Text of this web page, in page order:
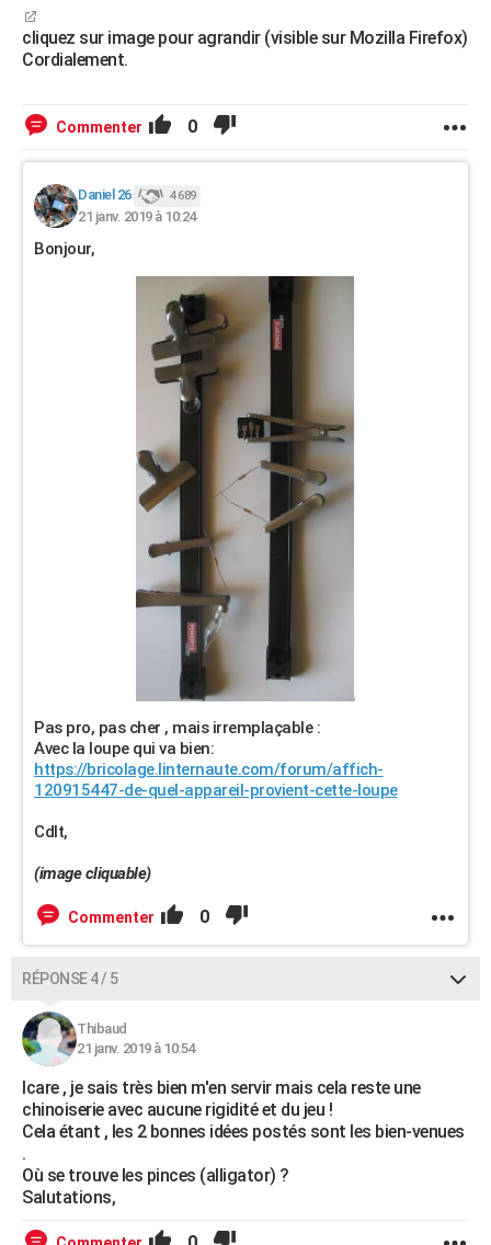
cliquez sur image pour agrandir (visible sur Mozilla Firefox)
Cordialement.
Commenter 0
Daniel 26 4 689
21 janv. 2019 à 10:24
Bonjour,
Pas pro, pas cher , mais irremplaçable :
Avec la loupe qui va bien:
https://bricolage.linternaute.com/forum/affich-
120915447-de-quel-appareil-provient-cette-loupe
Cdlt,
(image cliquable)
Commenter 0
RÉPONSE 4 / 5
Thibaud
21 janv. 2019 à 10:54
Icare , je sais très bien m'en servir mais cela reste une
chinoiserie avec aucune rigidité et du jeu !
Cela étant , les 2 bonnes idées postés sont les bien-venues
.
Où se trouve les pinces (alligator) ?
Salutations,